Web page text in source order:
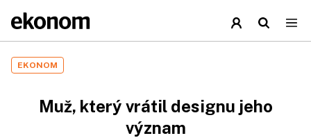
EKONOM
Muž, který vrátil designu jeho
význam